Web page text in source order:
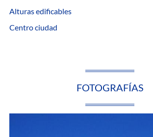
Alturas edificables
Centro ciudad
FOTOGRAFÍAS